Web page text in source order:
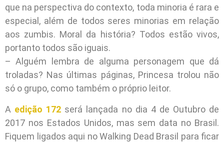
que na perspectiva do contexto, toda minoria é rara e
especial, além de todos seres minorias em relação
aos zumbis. Moral da história? Todos estão vivos,
portanto todos são iguais.
– Alguém lembra de alguma personagem que dá
troladas? Nas últimas páginas, Princesa trolou não
só o grupo, como também o próprio leitor.
A edição 172 será lançada no dia 4 de Outubro de
2017 nos Estados Unidos, mas sem data no Brasil.
Fiquem ligados aqui no Walking Dead Brasil para ficar